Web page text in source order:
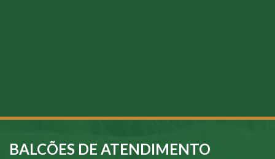
BALCÕES DE ATENDIMENTO